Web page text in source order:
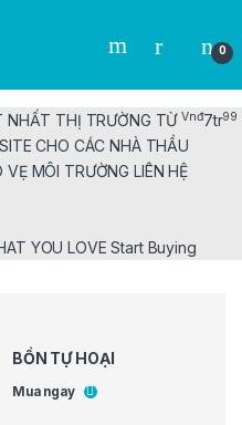
0
NHẤT THỊ TRƯỜNG TỪ Vnđ7tr99
CHO CÁC NHÀ THẦU
VẸ MÔI TRƯỜNG LIÊN HỆ
YOU LOVE Start Buying
BỒN TỰ HOẠI
Mua ngay